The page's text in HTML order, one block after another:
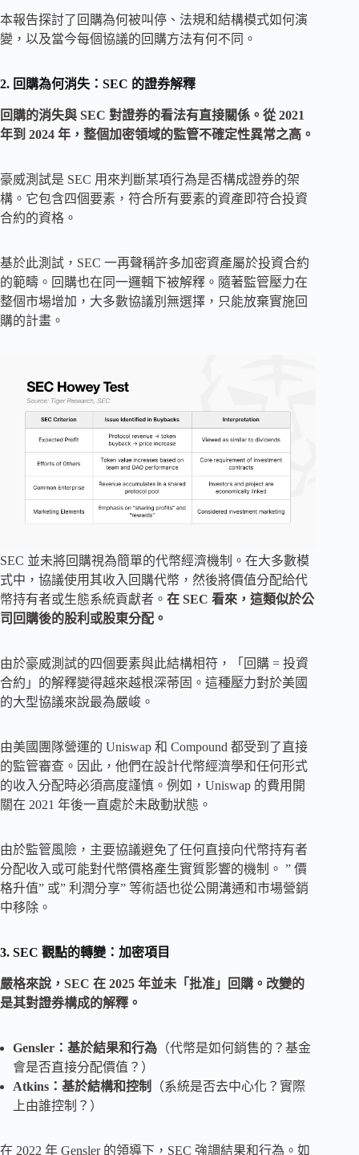
本報告探討了回購為何被叫停、法規和結構模式如何演
變，以及當今每個協議的回購方法有何不同。
2. 回購為何消失：SEC 的證券解釋
回購的消失與 SEC 對證券的看法有直接關係。從 2021
年到 2024 年，整個加密領域的監管不確定性異常之高。
豪威測試是 SEC 用來判斷某項行為是否構成證券的架
構。它包含四個要素，符合所有要素的資產即符合投資
合約的資格。
基於此測試，SEC 一再聲稱許多加密資產屬於投資合約
的範疇。回購也在同一邏輯下被解釋。隨著監管壓力在
整個市場增加，大多數協議別無選擇，只能放棄實施回
購的計畫。
SEC 並未將回購視為簡單的代幣經濟機制。在大多數模
式中，協議使用其收入回購代幣，然後將價值分配給代
幣持有者或生態系統貢獻者。 在 SEC 看來，這類似於公
司回購後的股利或股東分配。
由於豪威測試的四個要素與此結構相符，「回購 = 投資
合約」的解釋變得越來越根深蒂固。這種壓力對於美國
的大型協議來說最為嚴峻。
由美國團隊營運的 Uniswap 和 Compound 都受到了直接
的監管審查。因此，他們在設計代幣經濟學和任何形式
的收入分配時必須高度謹慎。例如，Uniswap 的費用開
關在 2021 年後一直處於未啟動狀態。
由於監管風險，主要協議避免了任何直接向代幣持有者
分配收入或可能對代幣價格產生實質影響的機制。 ” 價
格升值” 或” 利潤分享” 等術語也從公開溝通和市場營銷
中移除。
3. SEC 觀點的轉變：加密項目
嚴格來說，SEC 在 2025 年並未「批准」回購。改變的
是其對證券構成的解釋。
Gensler：基於結果和行為 （代幣是如何銷售的？基金
會是否直接分配價值？）
Atkins：基於結構和控制
（系統是否去中心化？實際
上由誰控制？）
在 2022 年 Gensler 的領導下，SEC 強調結果和行為。如